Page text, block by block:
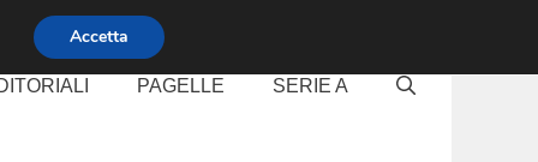
PAGELLE SERIE A
Accetta